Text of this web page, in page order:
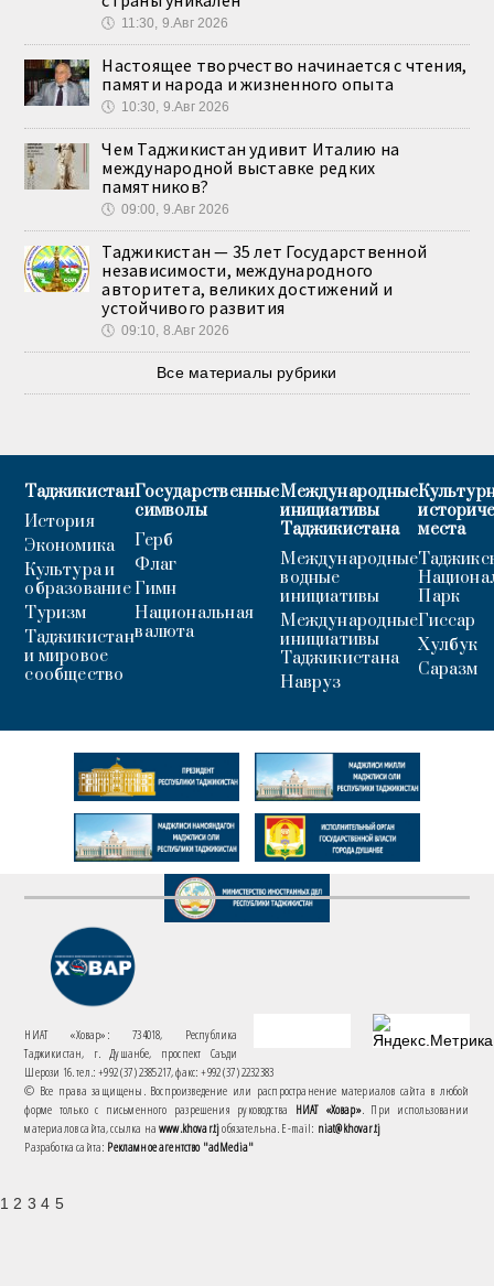
🕔 11:30, 9.Авг 2026
Настоящее творчество начинается с чтения,
памяти народа и жизненного опыта
🕔 10:30, 9.Авг 2026
Чем Таджикистан удивит Италию на
международной выставке редких
памятников?
🕔 09:00, 9.Авг 2026
Таджикистан — 35 лет Государственной
независимости, международного
авторитета, великих достижений и
устойчивого развития
🕔 09:10, 8.Авг 2026
Все материалы рубрики
Таджикистан
История
Экономика
Культура и
образование
Туризм
Таджикистан
и мировое
сообщество
Государственные
символы
Герб
Флаг
Гимн
Национальная
валюта
Международные
инициативы
Таджикистана
Международные
водные
инициативы
Международные
инициативы
Таджикистана
Навруз
места
Парк
Гиссар
Хулбук
Саразм
НИАТ «Ховар»: 734018, Республика
Таджикистан, г. Душанбе, проспект Саъди
Шерози 16. тел.: +992 (37) 2385217, факс: +992 (37) 2232383
© Все права защищены. Воспроизведение или распространение материалов сайта в любой
форме только с письменного разрешения руководства НИАТ «Ховар». При использовании
материалов сайта, ссылка наwww.khovar.tjобязательна. E-mail: niat@khovar.tj
Разработка сайта: Рекламное агентство "adMedia"
1 2 3 4 5